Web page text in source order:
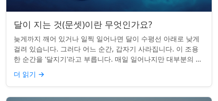
달이 지는 것(문셋)이란 무엇인가요?
늦게까지 깨어 있거나 일찍 일어나면 달이 수평선 아래로 낮게
걸려 있습니다. 그러다 어느 순간, 갑자기 사라집니다. 이 조용
한 순간을 '달지기'라고 부릅니다. 매일 일어나지만 대부분의 사
람들은 놓치곤 합니다. 핵심 ...
더 읽기 →